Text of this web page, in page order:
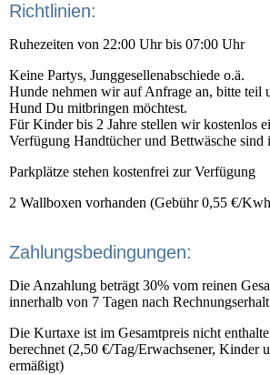
Richtlinien:
Ruhezeiten von 22:00 Uhr bis 07:00 Uhr
Keine Partys, Junggesellenabschiede o.ä.
Hunde nehmen wir auf Anfrage an, bitte teil
Hund Du mitbringen möchtest.
Für Kinder bis 2 Jahre stellen wir kostenlos
Verfügung Handtücher und Bettwäsche sind
Parkplätze stehen kostenfrei zur Verfügung
2 Wallboxen vorhanden (Gebühr 0,55 €/
Zahlungsbedingungen:
Die Anzahlung beträgt 30% vom reinen
innerhalb von 7 Tagen nach
Die Kurtaxe ist im Gesamtpreis nicht
berechnet (2,50 €/Tag/Erwachsener, Kinder
ermäßigt)